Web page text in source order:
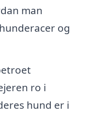
man
og
ro i
hund er i